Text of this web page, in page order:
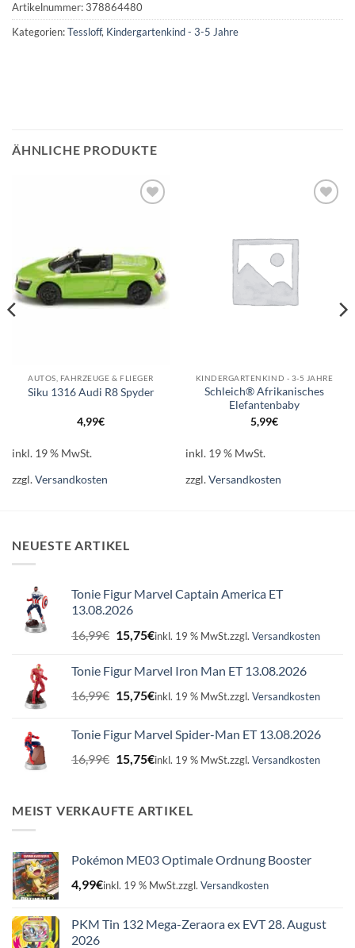
Artikelnummer:378864480
Kategorien:Tessloff, Kindergartenkind - 3-5 Jahre
ÄHNLICHE PRODUKTE
AUTOS, FAHRZEUGE & FLIEGER
Siku 1316 Audi R8 Spyder
4,99€
inkl. 19 % MwSt.
zzgl.Versandkosten
KINDERGARTENKIND - 3-5 JAHRE
Schleich® Afrikanisches
Elefantenbaby
5,99€
inkl. 19 % MwSt.
zzgl.Versandkosten
NEUESTE ARTIKEL
Tonie Figur Marvel Captain America ET
13.08.2026
16,99€ Ursprünglicher
Preis
16,99€
15,75€Aktueller
15,75€.
inkl. 19 % MwSt.zzgl. Versandkosten
Tonie Figur Marvel Iron Man ET 13.08.2026
16,99€ Ursprünglicher
Preis
16,99€
15,75€Aktueller
15,75€.
inkl. 19 % MwSt.zzgl. Versandkosten
Tonie Figur Marvel Spider-Man ET 13.08.2026
16,99€ Ursprünglicher
Preis
16,99€
15,75€Aktueller
15,75€.
inkl. 19 % MwSt.zzgl. Versandkosten
MEIST VERKAUFTE ARTIKEL
Pokémon ME03 Optimale Ordnung Booster
4,99€inkl. 19 % MwSt.zzgl. Versandkosten
PKM Tin 132 Mega-Zeraora ex EVT 28. August
2026